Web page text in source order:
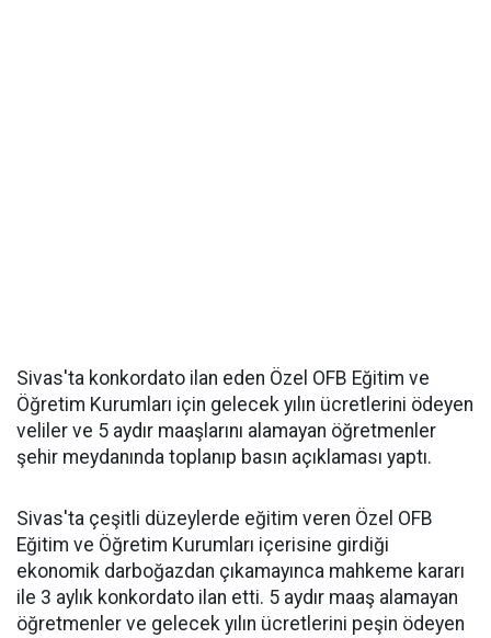
Sivas'ta konkordato ilan eden Özel OFB Eğitim ve
Öğretim Kurumları için gelecek yılın ücretlerini ödeyen
veliler ve 5 aydır maaşlarını alamayan öğretmenler
şehir meydanında toplanıp basın açıklaması yaptı.
Sivas'ta çeşitli düzeylerde eğitim veren Özel OFB
Eğitim ve Öğretim Kurumları içerisine girdiği
ekonomik darboğazdan çıkamayınca mahkeme kararı
ile 3 aylık konkordato ilan etti. 5 aydır maaş alamayan
öğretmenler ve gelecek yılın ücretlerini peşin ödeyen